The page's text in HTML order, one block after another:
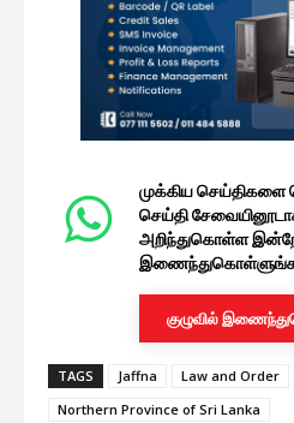
முக்கிய செய்திகளை
செய்தி
அறிந்துகொள்ள இன்றே
குழுவில்
TAGS Jaffna
Law and Order
Northern Province of Sri Lanka